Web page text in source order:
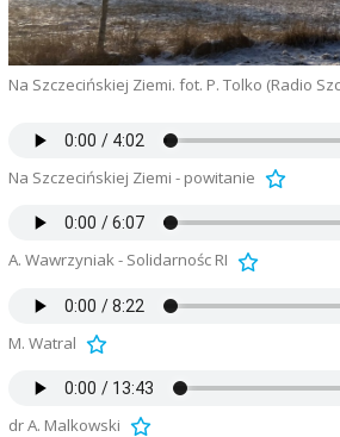
Na Szczecińskiej Ziemi. fot. P. Tolko (Radio
Na Szczecińskiej Ziemi - powitanie
A. Wawrzyniak - Solidarnośc RI
M. Watral
dr A. Malkowski